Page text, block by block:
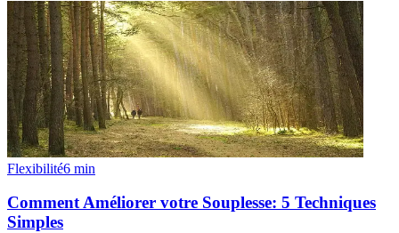
Flexibilité6 min
Comment Améliorer votre Souplesse: 5 Techniques
Simples